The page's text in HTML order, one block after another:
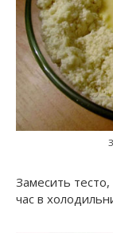
Замесить тесто,
час в